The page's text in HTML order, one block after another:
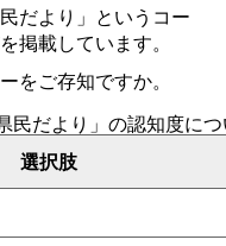
だより」というコー
掲載しています。
をご存知ですか。
民だより」の認知度に
選択肢